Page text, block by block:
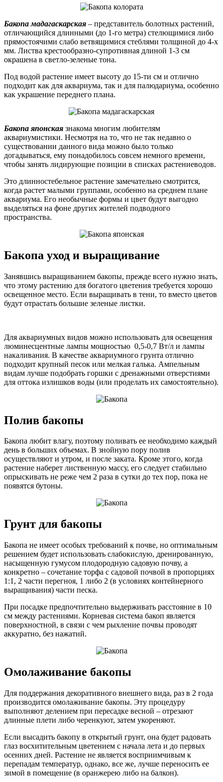
Бакопа мадагаскарская – представитель болотных растений,
отличающийся длинными (до 1-го метра) стелющимися либо
прямостоячими слабо ветвящимися стеблями толщиной до 4-х
мм. Листва крестообразно-супротивная длиной 1-3 см
окрашена в светло-зеленые тона.
Под водой растение имеет высоту до 15-ти см и отлично
подходит как для аквариума, так и для палюдариума, особенно
как украшение переднего плана.
Бакопа японская знакома многим любителям
аквариумистики. Несмотря на то, что не так недавно о
существовании данного вида можно было только
догадываться, ему понадобилось совсем немного времени,
чтобы занять лидирующие позиции в списках растениеводов.
Это длинностебельное растение замечательно смотрится,
когда растет малыми группами, особенно на среднем плане
аквариума. Его необычные формы и цвет будут выгодно
выделяться на фоне других жителей подводного
пространства.
Бакопа уход и выращивание
Занявшись выращиванием бакопы, прежде всего нужно знать,
что этому растению для богатого цветения требуется хорошо
освещенное место. Если выращивать в тени, то вместо цветов
будут отрастать большие зеленые листки.
Для аквариумных видов можно использовать для освещения
люминесцентные лампы мощностью 0,5-0,7 Вт/л и лампы
накаливания. В качестве аквариумного грунта отлично
подходит крупный песок или мелкая галька. Ампельным
видам лучше подобрать горшки с дренажными отверстиями
для оттока излишков воды (или проделать их самостоятельно).
Полив бакопы
Бакопа любит влагу, поэтому поливать ее необходимо каждый
день в больших объемах. В знойную пору полив
осуществляют и утром, и после заката. Кроме этого, когда
растение наберет лиственную массу, его следует стабильно
опрыскивать не реже чем 2 раза в сутки до тех пор, пока не
появятся бутоны.
Грунт для бакопы
Бакопа не имеет особых требований к почве, но оптимальным
решением будет использовать слабокислую, дренированную,
насыщенную гумусом плодородную садовую почву, а
конкретно – сочетание торфа с садовой почвой в пропорциях
1:1, 2 части перегноя, 1 либо 2 (в условиях контейнерного
выращивания) части песка.
При посадке предпочтительно выдерживать расстояние в 10
см между растениями. Корневая система бакоп является
поверхностной, в связи с чем рыхление почвы проводят
аккуратно, без нажатий.
Омолаживание бакопы
Для поддержания декоративного внешнего вида, раз в 2 года
производится омолаживание бакопы. Эту процедуру
выполняют делением при пересадке весной – отрезают
длинные плети либо черенкуют, затем укореняют.
Если высадить бакопу в открытый грунт, она будет радовать
глаз восхитительным цветением с начала лета и до первых
осенних дней. Растение не является восприимчивым к
перепадам температур, однако, все же, лучше переносить ее
зимой в помещение (в оранжерею либо на балкон).